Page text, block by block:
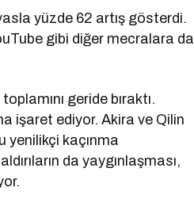
yüzde 62 artış gösterdi.
gibi diğer mecralara da
geride bıraktı.
işaret ediyor. Akira ve Qilin
yenilikçi kaçınma
da yaygınlaşması,